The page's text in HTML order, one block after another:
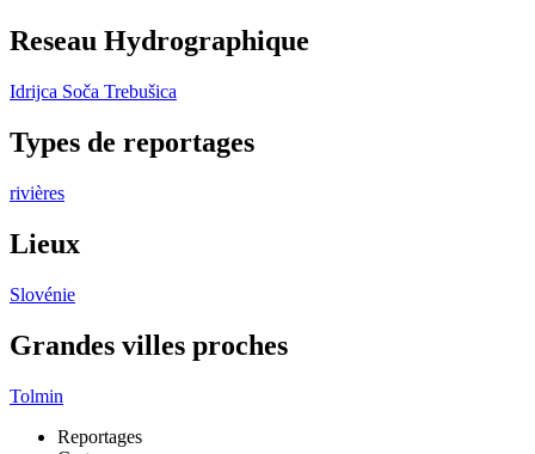
Reseau Hydrographique
Idrijca Soča Trebušica
Types de reportages
rivières
Lieux
Slovénie
Grandes villes proches
Tolmin
Reportages